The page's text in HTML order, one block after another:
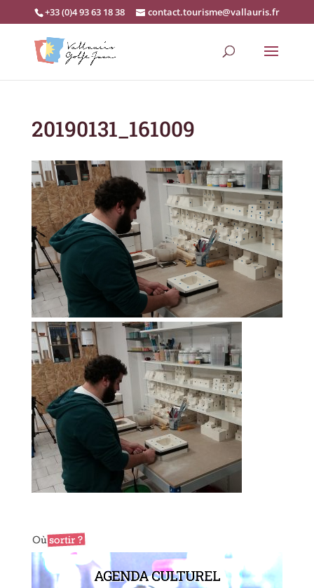
+33 (0)4 93 63 18 38 contact.tourisme@vallauris.fr
20190131_161009
AGENDA CULTUREL